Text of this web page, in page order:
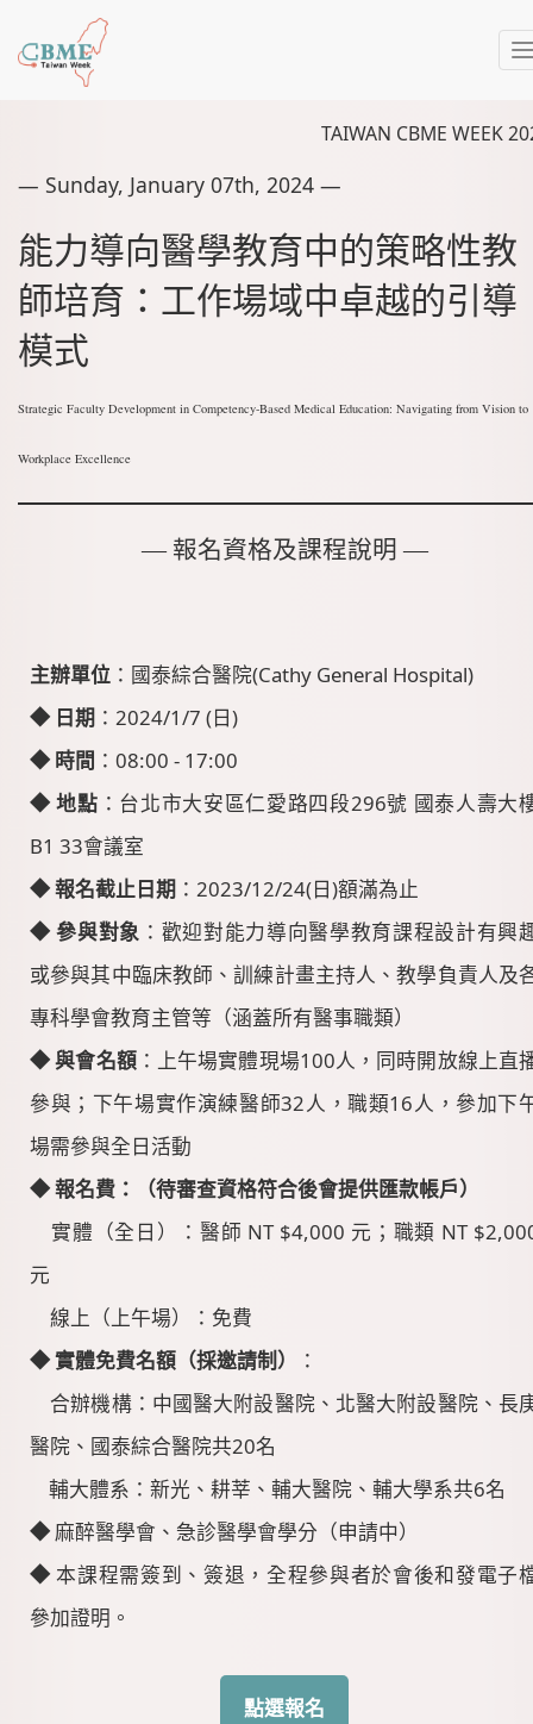
TAIWAN CBME WEEK
― Sunday, January 07th, 2024 ―
能力導向醫學教育中的策略性教
師培育：工作場域中卓越的引導
模式
Strategic Faculty Development in Competency-Based Medical Education: Navigating from Vision to
Workplace Excellence
― 報名資格及課程說明 ―
主辦單位 ：國泰綜合醫院(Cathy General Hospital)
◆ 日期 ：2024/1/7 (日)
◆時間 ：08:00 - 17:00
◆地點 ：台北市大安區仁愛路四段296號 國泰人壽大
B1 33會議室
◆報名截止日期 ：2023/12/24(日)額滿為止
◆參與對象 ：歡迎對能力導向醫學教育課程設計有興
或參與其中臨床教師、訓練計畫主持人、教學負責人及
專科學會教育主管等（涵蓋所有醫事職類）
◆與會名額：上午場實體現場100人，同時開放線上直
參與；下午場實作演練醫師32人，職類16人，參加下
場需參與全日活動
◆報名費：（待審查資格符合後會提供匯款帳戶）
實體（全日）：醫師 NT $4,000 元；職類 NT
元
線上（上午場）：免費
◆ 實體免費名額（採邀請制）
：
合辦機構：中國醫大附設醫院、北醫大附設醫院、長
醫院、國泰綜合醫院共20名
輔大體系：新光、耕莘、輔大醫院、輔大學系共6名
◆麻醉醫學會、急診醫學會學分（申請中）
◆本課程需簽到、簽退，全程參與者於會後和發電子
參加證明。
點選報名